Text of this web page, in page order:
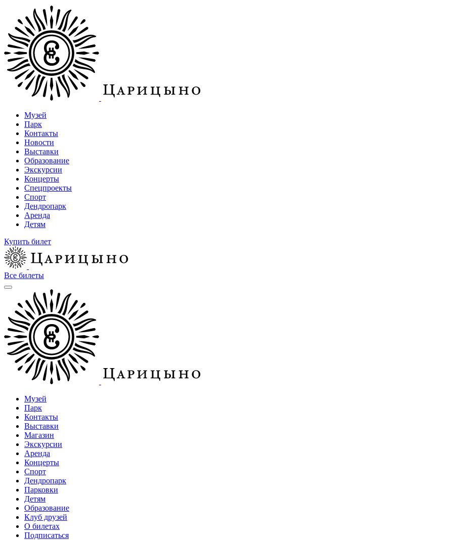
Музей
Парк
Контакты
Новости
Выставки
Образование
Экскурсии
Концерты
Спецпроекты
Спорт
Дендропарк
Аренда
Детям
Купить билет
Все билеты
Музей
Парк
Контакты
Выставки
Магазин
Экскурсии
Аренда
Концерты
Спорт
Дендропарк
Парковки
Детям
Образование
Клуб друзей
О билетах
Подписаться